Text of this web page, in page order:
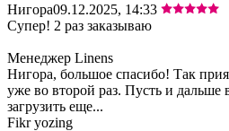
Нигора09.12.2025, 14:33
Супер! 2 раз заказываю
Менеджер Linens
Нигора, большое спасибо! Так
уже во второй раз. Пусть и дальше
загрузить еще...
Fikr yozing